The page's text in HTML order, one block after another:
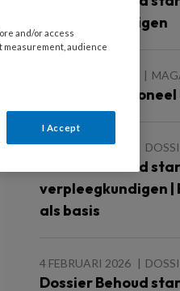
verpleegkundigen
4 FEBRUARI 2026
Dossier Behoud
verpleegkundigen
als basis
4 FEBRUARI 2026
Dossier Behoud
and/or access
measurement, audience
I Accept